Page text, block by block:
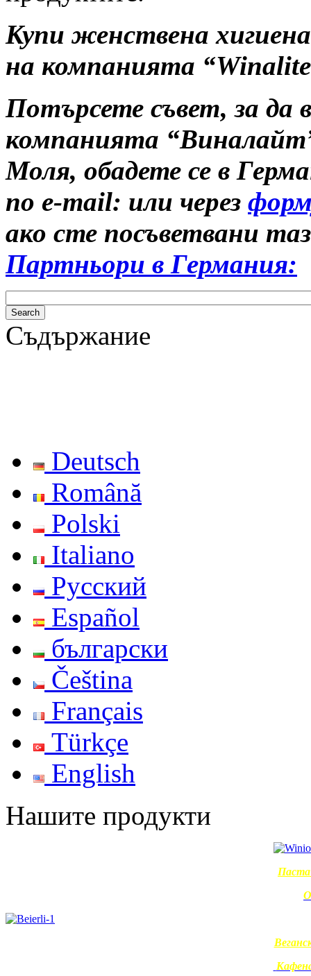
Купи женствена
на компанията
Потърсете съвет, за да
компанията
Моля, обадете се в
по e-mail: или через
ако сте посъветвани
Партньори в Германия:
Съдържание
Deutsch
Română
Polski
Italiano
Русский
Español
български
Čeština
Français
Türkçe
English
Нашите продукти
Паста